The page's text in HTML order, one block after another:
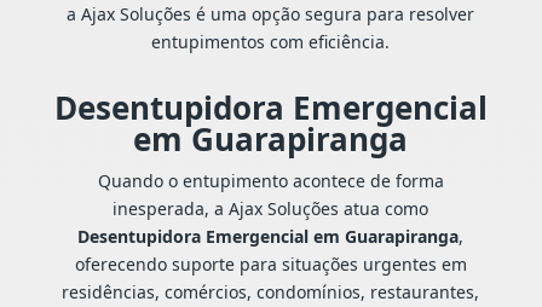
a Ajax Soluções é uma opção segura para resolver
entupimentos com eficiência.
Desentupidora Emergencial
em Guarapiranga
Quando o entupimento acontece de forma
inesperada, a Ajax Soluções atua como
Desentupidora Emergencial em Guarapiranga,
oferecendo suporte para situações urgentes em
residências, comércios, condomínios, restaurantes,